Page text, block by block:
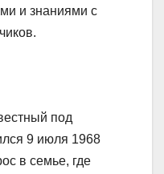
и знаниями с
под
9 июля 1968
в семье, где